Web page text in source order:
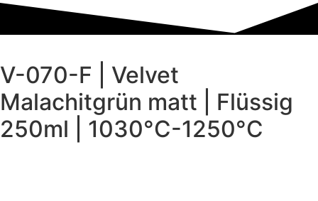
V-070-F | Velvet
Malachitgrün matt | Flüssig
250ml | 1030°C-1250°C